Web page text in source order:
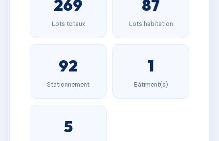
269
Lots totaux
87
Lots habitation
92
Stationnement
1
Bâtiment(s)
5